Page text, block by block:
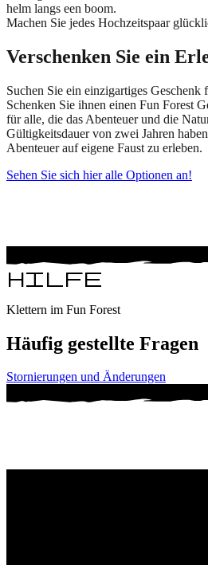
Machen Sie jedes Hochzeitspaar
Verschenken Sie ein
Suchen Sie ein einzigartiges Geschenk
Schenken Sie ihnen einen Fun Forest
für alle, die das Abenteuer und die
Gültigkeitsdauer von zwei Jahren
Abenteuer auf eigene Faust zu erleben.
Sehen Sie sich hier alle Optionen an!
Hilfe
Klettern im Fun Forest
Häufig gestellte Fragen
Stornierungen und Änderungen